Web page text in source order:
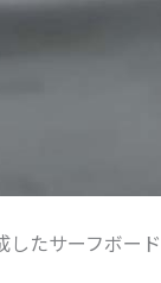
したサーフボー